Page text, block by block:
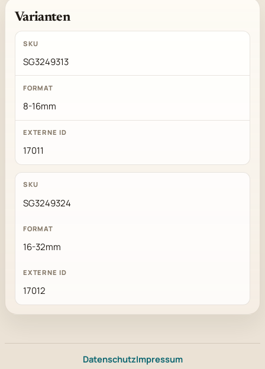
Varianten
SG3249313
8-16mm
17011
SG3249324
16-32mm
17012
DatenschutzImpressum